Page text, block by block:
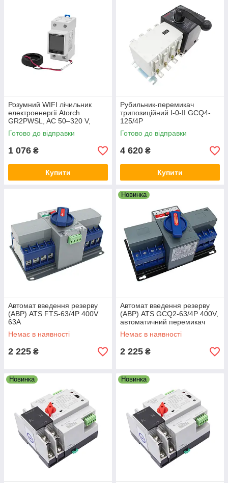
Розумний WIFI лічильник
електроенергії Atorch
GR2PWSL, AC 50–320 V,
автомат введення резерву
Готово до відправки
1 076 ₴
Купити
Рубильник-перемикач
трипозиційний I-0-II GCQ4-
125/4P
Готово до відправки
4 620 ₴
Купити
Автомат введення резерву
(АВР) ATS FTS-63/4Р 400V
63A
Немає в наявності
2 225 ₴
Новинка
Автомат введення резерву
(АВР) ATS GCQ2-63/4P 400V,
автоматичний перемикач
резервного живлення
Немає в наявності
2 225 ₴
Новинка Новинка